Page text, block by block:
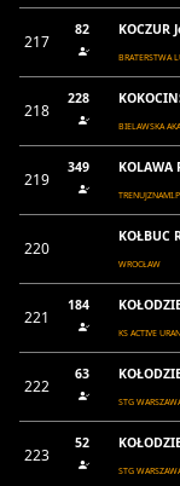
217
82 KOCZUR
BRATERSTWA
218
228
BIELAWSKA
219
349
220
KOŁBUC
WROCŁAW
221
184
KS ACTIVE
222
63
STG
223
52
STG